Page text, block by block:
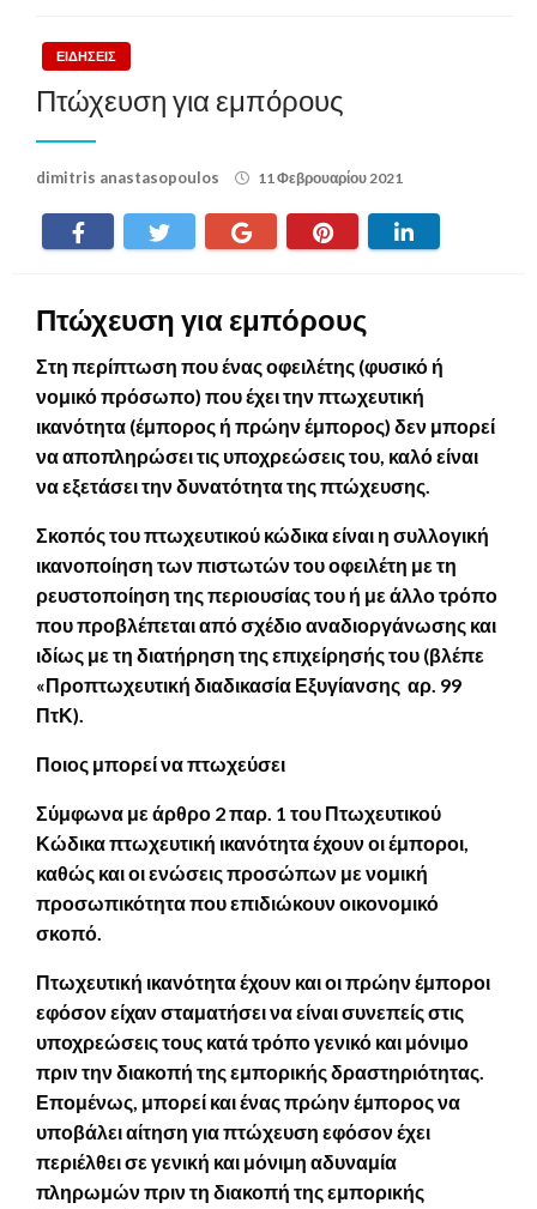
ΕΙΔΗΣΕΙΣ
Πτώχευση για εμπόρους
dimitris anastasopoulos
Posted
11 Φεβρουαρίου 2021
Πτώχευση για εμπόρους
Στη περίπτωση που ένας οφειλέτης (φυσικό ή
νομικό πρόσωπο) που έχει την πτωχευτική
ικανότητα (έμπορος ή πρώην έμπορος) δεν μπορεί
να αποπληρώσει τις υποχρεώσεις του, καλό είναι
να εξετάσει την δυνατότητα της πτώχευσης.
Σκοπός του πτωχευτικού κώδικα είναι η συλλογική
ικανοποίηση των πιστωτών του οφειλέτη με τη
ρευστοποίηση της περιουσίας του ή με άλλο τρόπο
που προβλέπεται από σχέδιο αναδιοργάνωσης και
ιδίως με τη διατήρηση της επιχείρησής του (βλέπε
«Προπτωχευτική διαδικασία Εξυγίανσης αρ. 99
ΠτΚ).
Ποιος μπορεί να πτωχεύσει
Σύμφωνα με άρθρο 2 παρ. 1 του Πτωχευτικού
Κώδικα πτωχευτική ικανότητα έχουν οι έμποροι,
καθώς και οι ενώσεις προσώπων με νομική
προσωπικότητα που επιδιώκουν οικονομικό
σκοπό.
Πτωχευτική ικανότητα έχουν και οι πρώην έμποροι
εφόσον είχαν σταματήσει να είναι συνεπείς στις
υποχρεώσεις τους κατά τρόπο γενικό και μόνιμο
πριν την διακοπή της εμπορικής δραστηριότητας.
Επομένως, μπορεί και ένας πρώην έμπορος να
υποβάλει αίτηση για πτώχευση εφόσον έχει
περιέλθει σε γενική και μόνιμη αδυναμία
πληρωμών πριν τη διακοπή της εμπορικής